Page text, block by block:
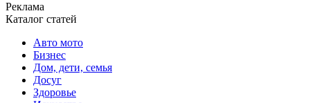
Реклама
Каталог статей
Авто мото
Бизнес
Дом, дети, семья
Досуг
Здоровье